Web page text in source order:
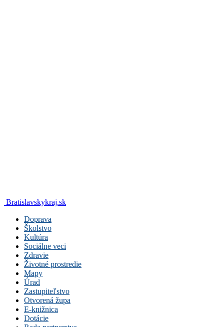
Bratislavskykraj.sk
Doprava
Školstvo
Kultúra
Sociálne veci
Zdravie
Životné prostredie
Mapy
Úrad
Zastupiteľstvo
Otvorená župa
E-knižnica
Dotácie